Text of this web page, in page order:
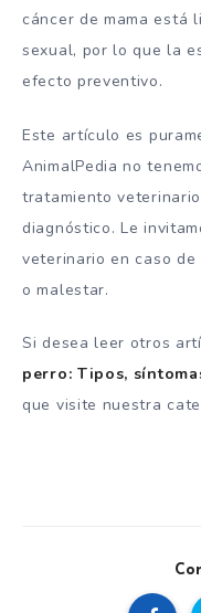
cáncer de mama está
sexual, por lo que la
efecto preventivo.
Este artículo es
AnimalPedia no
tratamiento
diagnóstico. Le
veterinario en caso
o malestar.
Si desea leer otros
perro: Tipos,
que visite nuestra